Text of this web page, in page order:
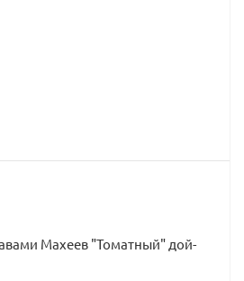
Махеев "Томатный" дой-